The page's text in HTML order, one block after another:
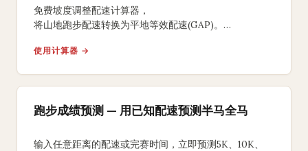
免费坡度调整配速计算器，
将山地跑步配速转换为平地等效配速(GAP)。
将上坡和下坡跑步标准化，
使用计算器 →
跑步成绩预测 — 用已知配速预测半马全马
输入任意距离的配速或完赛时间，立即预测5K、10K、